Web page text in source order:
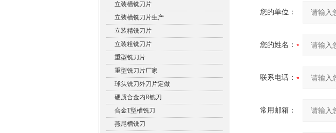
立装槽铣刀片
立装槽铣刀片生产
立装精铣刀片
立装粗铣刀片
重型铣刀片
重型铣刀片厂家
球头铣刀外刀片定做
硬质合金内R铣刀
合金T型槽铣刀
燕尾槽铣刀
您的单位：
您的姓名：
联系电话：
常用邮箱：